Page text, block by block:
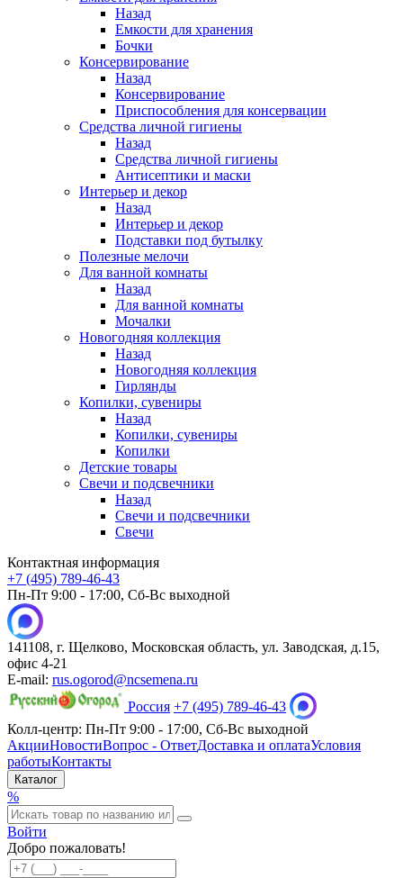
Назад
Емкости для хранения
Бочки
Консервирование
Назад
Консервирование
Приспособления для консервации
Средства личной гигиены
Назад
Средства личной гигиены
Антисептики и маски
Интерьер и декор
Назад
Интерьер и декор
Подставки под бутылку
Полезные мелочи
Для ванной комнаты
Назад
Для ванной комнаты
Мочалки
Новогодняя коллекция
Назад
Новогодняя коллекция
Гирлянды
Копилки, сувениры
Назад
Копилки, сувениры
Копилки
Детские товары
Свечи и подсвечники
Назад
Свечи и подсвечники
Свечи
Контактная информация
+7 (495) 789-46-43
Пн-Пт 9:00 - 17:00, Сб-Вс выходной
141108, г. Щелково, Московская область, ул. Заводская, д.15,
офис 4-21
E-mail: rus.ogorod@ncsemena.ru
Россия +7 (495) 789-46-43
Колл-центр: Пн-Пт 9:00 - 17:00, Сб-Вс выходной
АкцииНовостиВопрос - ОтветДоставка и оплатаУсловия
работыКонтакты
Каталог
%
Войти
Добро пожаловать!